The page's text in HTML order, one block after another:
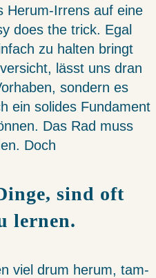
Herum-Irrens auf eine
does the trick. Egal
zu halten bringt
lässt uns dran
sondern es
ein solides Fundament
Das Rad muss
Doch
sind oft
lernen.
viel drum herum, tam-